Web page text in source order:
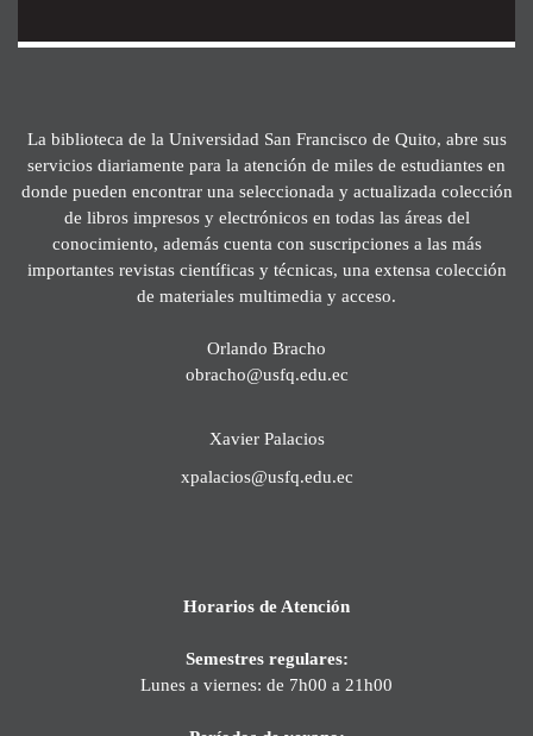
La biblioteca de la Universidad San Francisco de Quito, abre sus
servicios diariamente para la atención de miles de estudiantes en
donde pueden encontrar una seleccionada y actualizada colección
de libros impresos y electrónicos en todas las áreas del
conocimiento, además cuenta con suscripciones a las más
importantes revistas científicas y técnicas, una extensa colección
de materiales multimedia y acceso.
Orlando Bracho
obracho@usfq.edu.ec
Xavier Palacios
xpalacios@usfq.edu.ec
Horarios de Atención
Semestres regulares:
Lunes a viernes: de 7h00 a 21h00